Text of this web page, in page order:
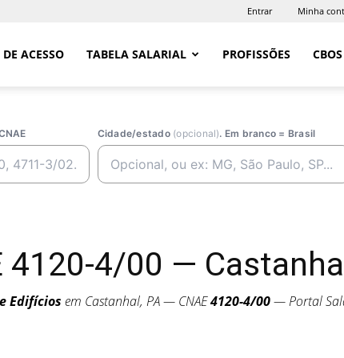
Entrar Minha
ACESSO TABELA SALARIAL PROFISSÕES CBOS
Cidade/estado (opcional). Em branco = Brasil
4/00 —
Edifícios em Castanhal, PA — CNAE4120-4/00— Portal